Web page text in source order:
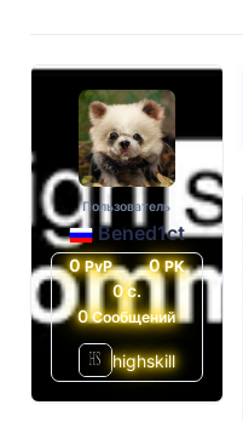
Пользователь
Bened1ct
0PvP 0PK
0 с.
0Сообщений
highskill